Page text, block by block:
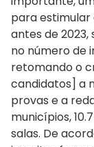
para estimular
antes de
no número de
retomando o
candidatos] a
provas e a
municípios,
salas. De